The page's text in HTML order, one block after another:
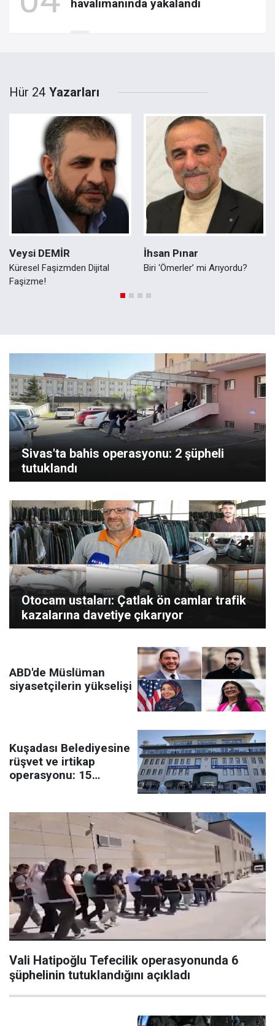
havalimanında yakalandı
Hür 24 Yazarları
Veysi DEMİR
Küresel Faşizmden Dijital
Faşizme!
İhsan Pınar
Biri ‘Ömerler’ mi Arıyordu?
Sivas'ta bahis operasyonu: 2 şüpheli
tutuklandı
Otocam ustaları: Çatlak ön camlar trafik
kazalarına davetiye çıkarıyor
ABD'de Müslüman
siyasetçilerin yükselişi
Kuşadası Belediyesine
rüşvet ve irtikap
operasyonu: 15
Vali Hatipoğlu Tefecilik operasyonunda 6
şüphelinin tutuklandığını açıkladı